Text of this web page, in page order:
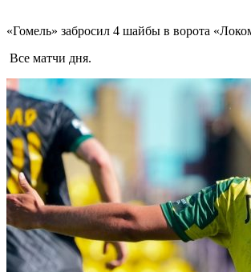
«Гомель» забросил 4 шайбы в ворота
Все матчи дня.